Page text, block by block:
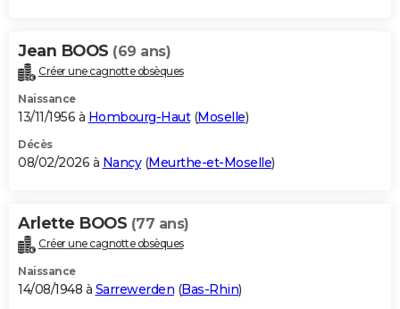
Jean BOOS (69 ans)
Créer une cagnotte obsèques
Naissance
13/11/1956 à Hombourg-Haut(Moselle)
Décès
08/02/2026 à Nancy(Meurthe-et-Moselle)
Arlette BOOS (77 ans)
Créer une cagnotte obsèques
Naissance
14/08/1948 à Sarrewerden (Bas-Rhin)